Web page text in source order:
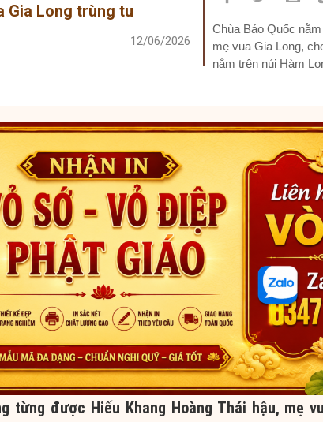
Gia Long trùng tu
12/06/2026
Chùa Báo Quốc
mẹ vua Gia Long,
nằm trên núi Hàm
từng được Hiếu Khang Hoàng Thái hậu, mẹ